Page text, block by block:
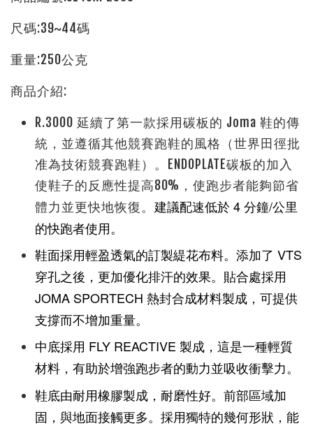
尺碼:39~44碼
重量:250公克
商品介紹:
R.3000 延續了第一款採用碳板的 Joma 鞋的傳
統，並遵循其他競賽跑鞋的風格（世界田徑批
准為技術競賽跑鞋）。ENDOPLATE碳板的加入
使鞋子的反應性提高80%，使跑步者能夠節省
體力並更快地恢復。 建議配速低於 4 分鐘/公里
的快跑者使用。
鞋面採用輕盈透氣的訂製緹花布料。添加了 VTS
穿孔之後，更加優化排汗的效果。貼合處採用
JOMA SPORTECH 熱封合成材料製成，可提供
支撐而不增加重量。
中底採用 FLY REACTIVE 製成，這是一種輕質
材料，有助於增強跑步者的動力並吸收衝擊力。
鞋底由耐用橡膠製成，耐磨性好。前部區域加
固，與地面接觸更多。採用獨特的幾何形狀，能